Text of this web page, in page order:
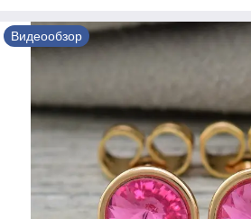
Видеообзор